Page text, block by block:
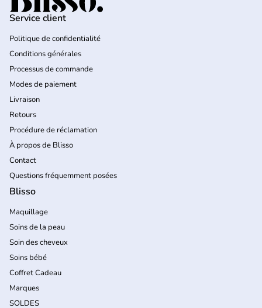
Service client
Politique de confidentialité
Conditions générales
Processus de commande
Modes de paiement
Livraison
Retours
Procédure de réclamation
À propos de Blisso
Contact
Questions fréquemment posées
Blisso
Maquillage
Soins de la peau
Soin des cheveux
Soins bébé
Coffret Cadeau
Marques
SOLDES